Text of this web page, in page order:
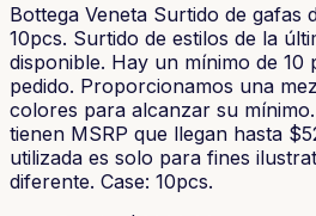
Bottega Veneta Surtido de gafas
10pcs. Surtido de estilos de la
disponible. Hay un mínimo de 10
pedido. Proporcionamos una
colores para alcanzar su
tienen MSRP que llegan hasta
utilizada es solo para fines
diferente. Case: 10pcs.